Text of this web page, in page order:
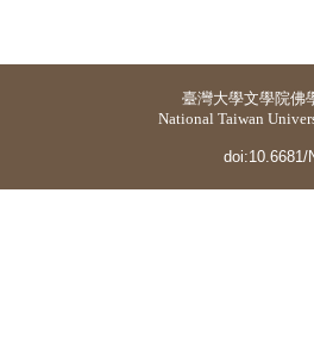
臺灣大學文學院佛
National Taiwan
doi:10.6681/